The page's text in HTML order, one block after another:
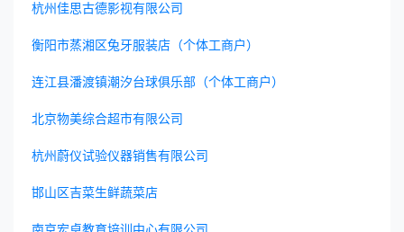
杭州佳思古德影视有限公司
衡阳市蒸湘区兔牙服装店（个体工商户）
连江县潘渡镇潮汐台球俱乐部（个体工商户）
北京物美综合超市有限公司
杭州蔚仪试验仪器销售有限公司
邯山区吉菜生鲜蔬菜店